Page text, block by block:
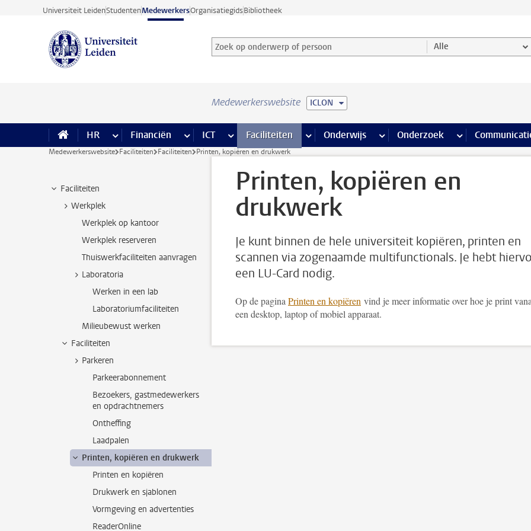
Ga direct naar de inhoud
Universiteit LeidenStudentenMedewerkersOrganisatiegidsBibliotheek
Zoek op onderwerp of persoon en selecteer categorie
Zoekterm Alle
Medewerkerswebsite ICLON
HR meer HR pagina’s
Financiën meer Financiën pagina’s
ICT meer ICT pagina’s
Faciliteiten meer Faciliteiten pagina’s
Onderwijs meer Onderwijs pagina’s
Onderzoek meer Onderzoek
Medewerkerswebsite Faciliteiten Faciliteiten Printen, kopiëren en drukwerk
Faciliteiten
Werkplek
Werkplek op kantoor
Werkplek reserveren
Thuiswerkfaciliteiten aanvragen
Laboratoria
Werken in een lab
Laboratoriumfaciliteiten
Milieubewust werken
Faciliteiten
Parkeren
Parkeerabonnement
Bezoekers, gastmedewerkers
en opdrachtnemers
Ontheffing
Laadpalen
Printen, kopiëren en drukwerk
Printen en kopiëren
Drukwerk en sjablonen
Vormgeving en advertenties
ReaderOnline
Printen, kopiëren en
drukwerk
Je kunt binnen de hele universiteit kopiëren, printen en
scannen via zogenaamde multifunctionals. Je hebt
een LU-Card nodig.
Op de pagina Printen en kopiëren vind je meer informatie over hoe je print
een desktop, laptop of mobiel apparaat.